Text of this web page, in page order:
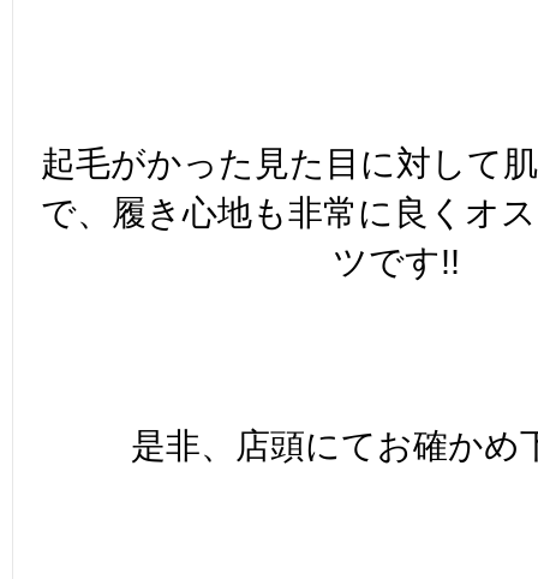
起毛がかった見た目に対して
で、履き心地も非常に良くオ
ツです!!
是非、店頭にてお確かめ